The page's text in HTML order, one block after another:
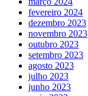
fevereiro 2024
dezembro 2023
novembro 2023
outubro 2023
setembro 2023
agosto 2023
julho 2023
junho 2023